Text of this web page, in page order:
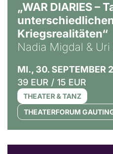
„WAR DIARIES –
Kriegsrealitäten“
Nadia Migdal &
MI., 30. SEPTEMBER
39 EUR / 15 EUR
THEATER & TANZ
THEATERFORUM